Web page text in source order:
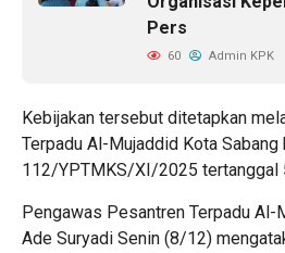
Pers
60 Admin KPK
Kebijakan tersebut ditetapkan
Terpadu Al-Mujaddid Kota Sabang
112/YPTMKS/XI/2025 tertanggal
Pengawas Pesantren Terpadu Al-
Ade Suryadi Senin (8/12)